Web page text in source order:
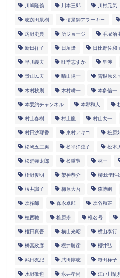
川嶋隆義 川本三郎 川村元気
志茂田景樹 情景師アラーキー
房野史典 所ジョージ 手塚治
新田祥子 日垣隆 日比野佐和
早川義夫 旺季志ずか 星渉
景山民夫 晴山陽一 曽根原久
木村秋則 木村耕一 本多信一
本要約チャンネル 本郷和人
村上春樹 村上龍 村山太一
村田沙耶香 東村アキコ 松原
松崎五三男 松平洋史子 松本
松浦弥太郎 松重豊 林一
枡野俊明 架神恭介 柳田理科
桜井識子 梅原大吾 森博嗣
森拓郎 森永卓郎 森谷和正
植西聰 椎原崇 椎名号
権田真吾 横山光昭 横山泰行
橋富政彦 櫻井勝彦 櫻井弘
武田友紀 武田惇志 毎田祥子
水野敬也 永井孝尚 江戸川乱